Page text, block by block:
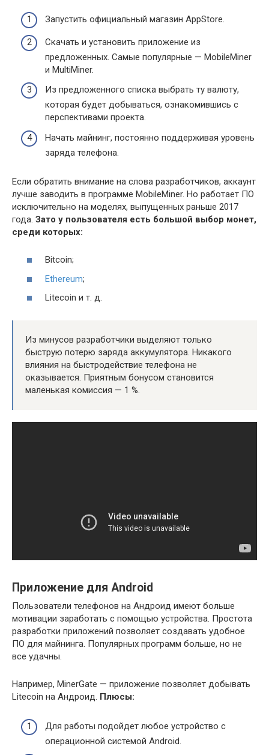
Запустить официальный магазин AppStore.
Скачать и установить приложение из
предложенных. Самые популярные — MobileMiner
и MultiMiner.
Из предложенного списка выбрать ту валюту,
которая будет добываться, ознакомившись с
перспективами проекта.
Начать майнинг, постоянно поддерживая уровень
заряда телефона.
Если обратить внимание на слова разработчиков, аккаунт
лучше заводить в программе MobileMiner. Но работает ПО
исключительно на моделях, выпущенных раньше 2017
года. Зато у пользователя есть большой выбор монет,
среди которых:
Bitcoin;
Ethereum;
Litecoin и т. д.
Из минусов разработчики выделяют только
быструю потерю заряда аккумулятора. Никакого
влияния на быстродействие телефона не
оказывается. Приятным бонусом становится
маленькая комиссия — 1 %.
Приложение для Android
Пользователи телефонов на Андроид имеют больше
мотивации заработать с помощью устройства. Простота
разработки приложений позволяет создавать удобное
ПО для майнинга. Популярных программ больше, но не
все удачны.
Например, MinerGate — приложение позволяет добывать
Litecoin на Андроид. Плюсы:
Для работы подойдет любое устройство с
операционной системой Android.